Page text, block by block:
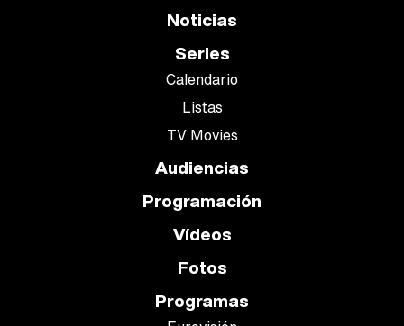
Noticias
Series
Calendario
Listas
TV Movies
Audiencias
Programación
Vídeos
Fotos
Programas